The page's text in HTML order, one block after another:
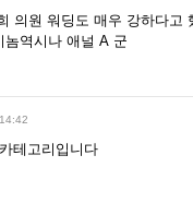
의원 워딩도 매우 강하다고
놈역시나 애널 A 군
테고리입니다